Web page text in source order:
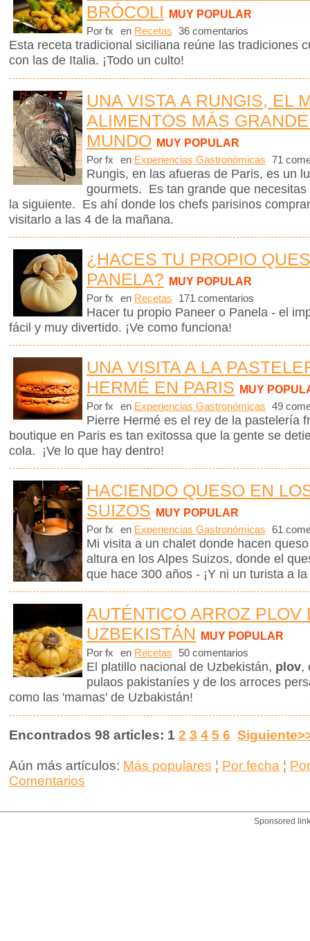
BRÓCOLI
MUY POPULAR
Por fx en Recetas 36 comentarios
Esta receta tradicional siciliana reúne las tradiciones
con las de Italia. ¡Todo un culto!
UNA VISTA A RUNGIS, EL
ALIMENTOS MÁS
MUNDO MUY POPULAR
Por fx en Experiencias Gastronómicas 71
Rungis, en las afueras de Paris, es un
gourmets. Es tan grande que
la siguiente. Es ahí donde los chefs parisinos
visitarlo a las 4 de la mañana.
¿HACES TU PROPIO
PANELA? MUY POPULAR
Por fx en Recetas 171 comentarios
Hacer tu propio Paneer o Panela - el
fácil y muy divertido. ¡Ve como funciona!
UNA VISITA A LA
HERMÉ EN PARIS MUY
Por fx en Experiencias Gastronómicas 49
Pierre Hermé es el rey de la pastelería
boutique en Paris es tan exitossa que la gente se
cola. ¡Ve lo que hay dentro!
HACIENDO QUESO EN
SUIZOS MUY POPULAR
Por fx en Experiencias Gastronómicas 61
Mi visita a un chalet donde hacen
altura en los Alpes Suizos, donde el
que hace 300 años - ¡Y ni un turista a
AUTÉNTICO ARROZ PLOV
UZBEKISTÁN
MUY POPULAR
Por fx en Recetas 50 comentarios
El platillo nacional de Uzbekistán, plov,
pulaos pakistaníes y de los arroces
como las 'mamas' de Uzbakistán!
Encontrados 98 articles: 1 2 3 4 5 6
Aún más artículos: Más populares ¦ Por fecha ¦
Comentarios
Sponsored